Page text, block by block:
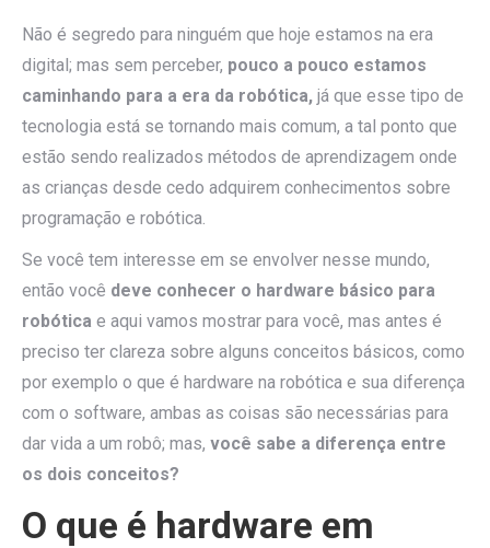
Não é segredo para ninguém que hoje estamos na era
digital; mas sem perceber, pouco a pouco estamos
caminhando para a era da robótica, já que esse tipo de
tecnologia está se tornando mais comum, a tal ponto que
estão sendo realizados métodos de aprendizagem onde
as crianças desde cedo adquirem conhecimentos sobre
programação e robótica.
Se você tem interesse em se envolver nesse mundo,
então você deve conhecer o hardware básico para
robótica e aqui vamos mostrar para você, mas antes é
preciso ter clareza sobre alguns conceitos básicos, como
por exemplo o que é hardware na robótica e sua diferença
com o software, ambas as coisas são necessárias para
dar vida a um robô; mas, você sabe a diferença entre
os dois conceitos?
O que é hardware em